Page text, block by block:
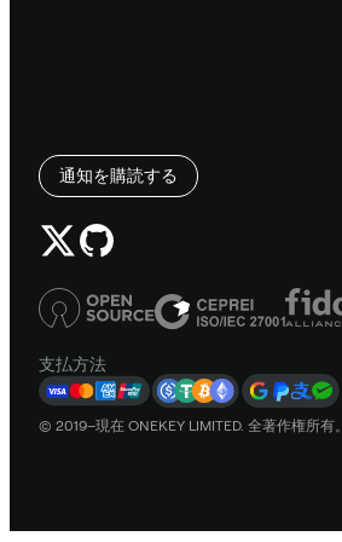
通知を購読する
支払方法
© 2019–現在 ONEKEY LIMITED. 全著作権所有。